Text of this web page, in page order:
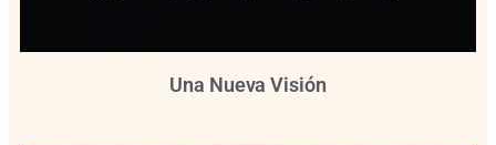
Una Nueva Visión